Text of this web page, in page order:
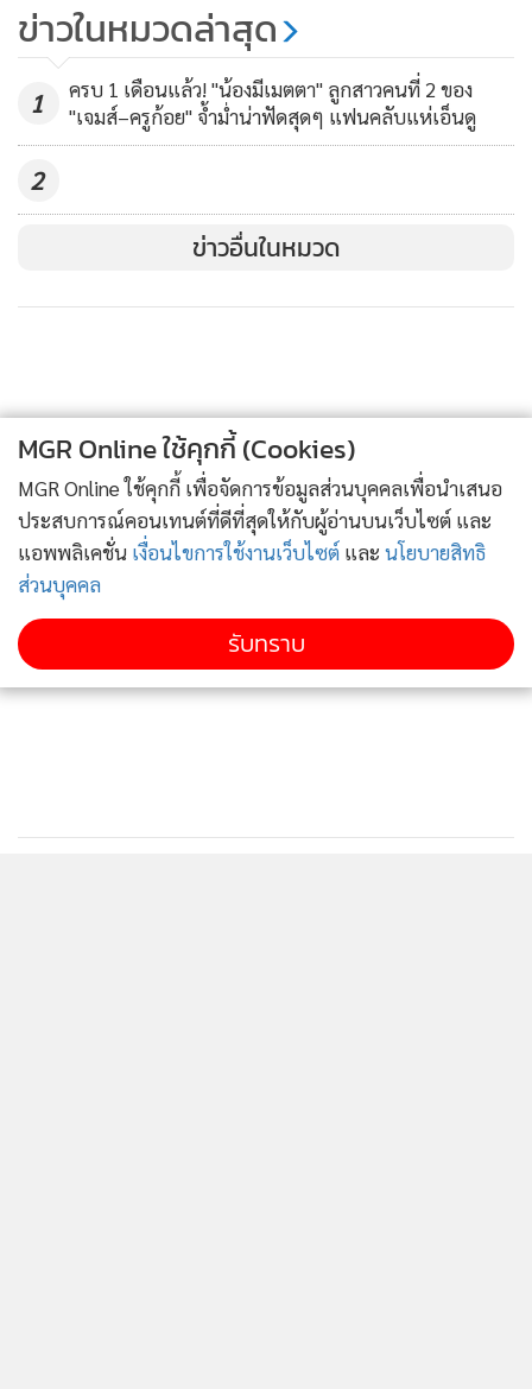
31,186
อีกเซตเผ็ดสะท้านทะเล
ข่าวในหมวดล่าสุด
1
ครบ 1 เดือนแล้ว! "น้องมีเมตตา" ลูกสาวคนที่ 2 ของ
"เจมส์–ครูก้อย" จ้ำม่ำน่าฟัดสุดๆ แฟนคลับแห่เอ็นดู
2
ข่าวอื่นในหมวด
MGR Online ใช้คุกกี้ (Cookies)
MGR Online ใช้คุกกี้ เพื่อจัดการข้อมูลส่วนบุคคลเพื่อนำเสนอ
ประสบการณ์คอนเทนต์ที่ดีที่สุดให้กับผู้อ่านบนเว็บไซต์ และ
แอพพลิเคชั่น เงื่อนไขการใช้งานเว็บไซต์ และ นโยบายสิทธิ
ส่วนบุคคล
รับทราบ